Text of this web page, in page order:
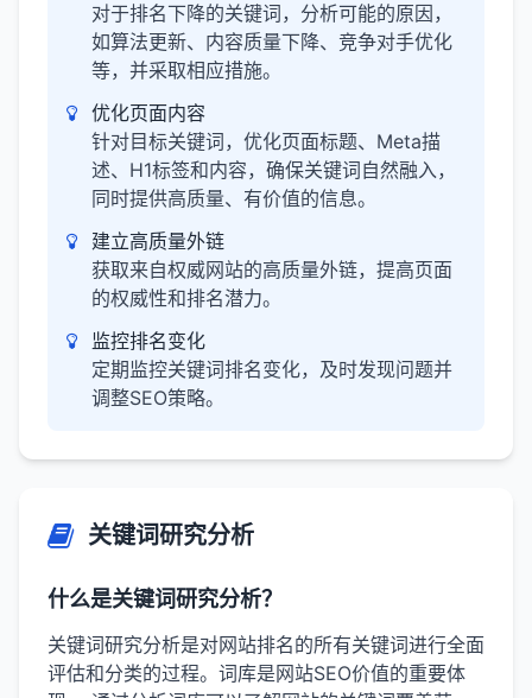
对于排名下降的关键词，分析可能的原因，
如算法更新、内容质量下降、竞争对手优化
等，并采取相应措施。
优化页面内容
针对目标关键词，优化页面标题、Meta描
述、H1标签和内容，确保关键词自然融入，
同时提供高质量、有价值的信息。
建立高质量外链
获取来自权威网站的高质量外链，提高页面
的权威性和排名潜力。
监控排名变化
定期监控关键词排名变化，及时发现问题并
调整SEO策略。
关键词研究分析
什么是关键词研究分析？
关键词研究分析是对网站排名的所有关键词进行全面
评估和分类的过程。词库是网站SEO价值的重要体